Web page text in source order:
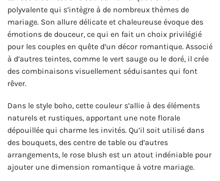
polyvalente qui s’intègre à de nombreux thèmes de
mariage. Son allure délicate et chaleureuse évoque des
émotions de douceur, ce qui en fait un choix privilégié
pour les couples en quête d’un décor romantique. Associé
à d’autres teintes, comme le vert sauge ou le doré, il crée
des combinaisons visuellement séduisantes qui font
rêver.
Dans le style boho, cette couleur s’allie à des éléments
naturels et rustiques, apportant une note florale
dépouillée qui charme les invités. Qu’il soit utilisé dans
des bouquets, des centre de table ou d’autres
arrangements, le rose blush est un atout indéniable pour
ajouter une dimension romantique à votre mariage.